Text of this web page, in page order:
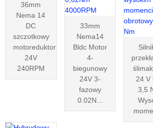
36mm
Nema 14
DC
szczotkowy
motoreduktor
24V
240RPM
33mm
Nema14
Bldc Motor
4-
biegunowy
24V 3-
fazowy
0.02N...
24 V
3,5